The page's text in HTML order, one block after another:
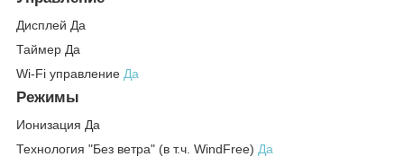
Дисплей Да
Таймер Да
Wi-Fi управление Да
Режимы
Ионизация Да
Технология "Без ветра" (в т.ч. WindFree) Да